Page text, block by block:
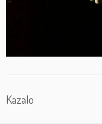
Kazalo